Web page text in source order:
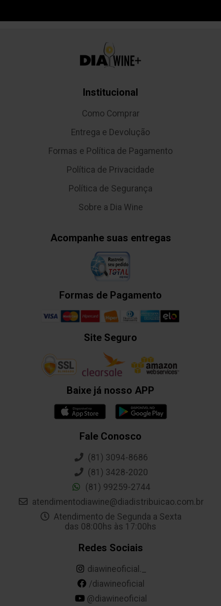
Institucional
Como Comprar
Entrega e Devolução
Formas e Política de Pagamento
Política de Privacidade
Política de Segurança
Sobre a Dia Wine
Acompanhe suas entregas
Formas de Pagamento
Site Seguro
Baixe já nosso APP
Fale Conosco
(81) 3094-8686
(81) 3428-2020
(81) 99259-2744
atendimentodiawine@diadistribuicao.com.br
Atendimento de Segunda a Sexta
das 08:00hs às 17:00hs
Redes Sociais
diawineoficial._
/diawineoficial
@diawineoficial